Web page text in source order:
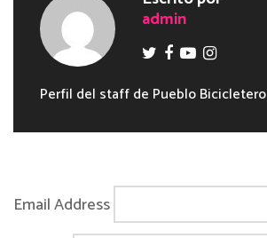
admin
Perfil del staff de Pueblo Bicicletero
Email Address